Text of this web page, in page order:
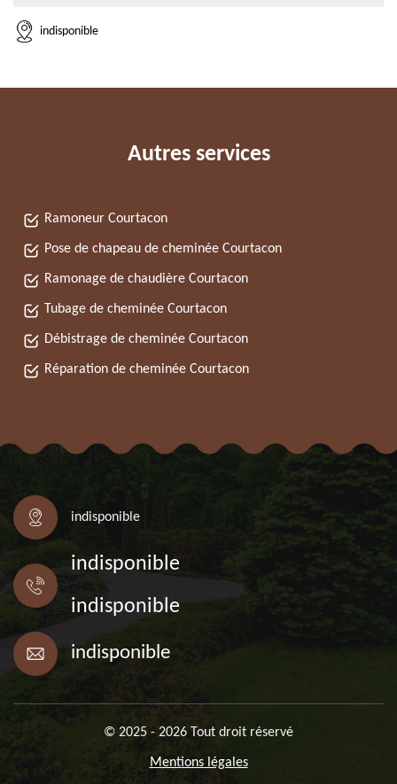
indisponible
Autres services
Ramoneur Courtacon
Pose de chapeau de cheminée Courtacon
Ramonage de chaudière Courtacon
Tubage de cheminée Courtacon
Débistrage de cheminée Courtacon
Réparation de cheminée Courtacon
indisponible
indisponible
indisponible
indisponible
© 2025 - 2026 Tout droit réservé
Mentions légales